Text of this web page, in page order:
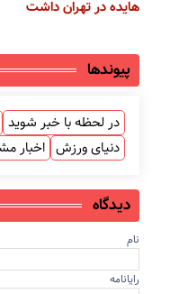
هایده در تهران داشت
پیوندها
در لحظه با خبر شوید
دنیای ورزش اخبار
دیدگاه
نام
رایانامه